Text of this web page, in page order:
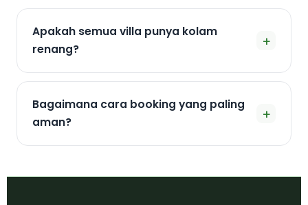
Apakah semua villa punya kolam
renang?
+
Bagaimana cara booking yang paling
aman?
+